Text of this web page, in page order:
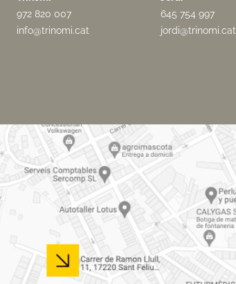
972 820 007
info@trinomi.cat
645 754 997
jordi@trinomi.cat